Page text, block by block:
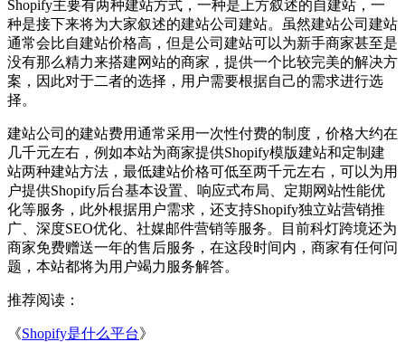
Shopify主要有两种建站方式，一种是上方叙述的自建站，一
种是接下来将为大家叙述的建站公司建站。虽然建站公司建站
通常会比自建站价格高，但是公司建站可以为新手商家甚至是
没有那么精力来搭建网站的商家，提供一个比较完美的解决方
案，因此对于二者的选择，用户需要根据自己的需求进行选
择。
建站公司的建站费用通常采用一次性付费的制度，价格大约在
几千元左右，例如本站为商家提供Shopify模版建站和定制建
站两种建站方法，最低建站价格可低至两千元左右，可以为用
户提供Shopify后台基本设置、响应式布局、定期网站性能优
化等服务，此外根据用户需求，还支持Shopify独立站营销推
广、深度SEO优化、社媒邮件营销等服务。目前科灯跨境还为
商家免费赠送一年的售后服务，在这段时间内，商家有任何问
题，本站都将为用户竭力服务解答。
推荐阅读：
《Shopify是什么平台》